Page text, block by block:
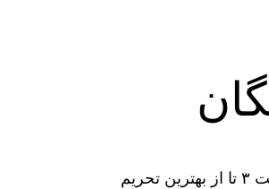
داره… با هر فیلترشکنی نمیشه stream با کیفیت داشت! پس من اومدم تا بهت ۳ تا از بهترین تحریم